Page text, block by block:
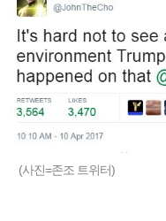
(사진=존조 트위터)